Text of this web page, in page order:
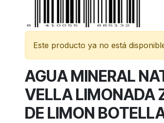
Este producto ya no está
AGUA MINERAL
VELLA LIMONADA
DE LIMON